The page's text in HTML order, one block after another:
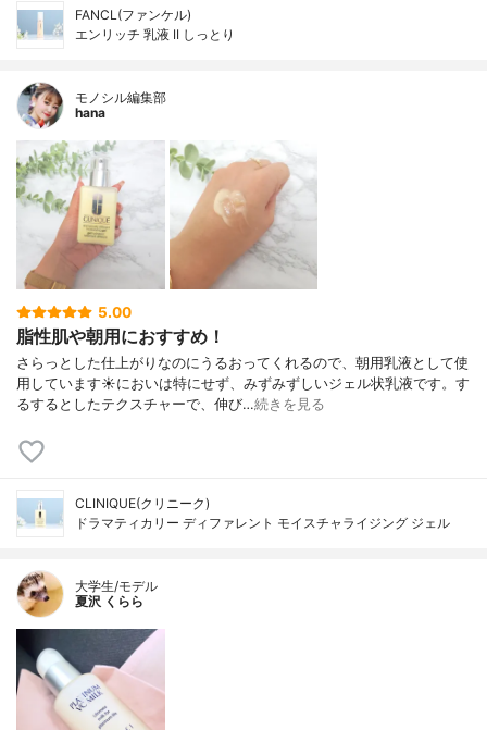
FANCL(ファンケル)
エンリッチ 乳液 II しっとり
モノシル編集部
hana
5.00
脂性肌や朝用におすすめ！
さらっとした仕上がりなのにうるおってくれるので、朝用乳液として使
用しています☀においは特にせず、みずみずしいジェル状乳液です。す
るするとしたテクスチャーで、伸び…続きを見る
CLINIQUE(クリニーク)
ドラマティカリー ディファレント モイスチャライジング ジェル
大学生/モデル
夏沢 くらら